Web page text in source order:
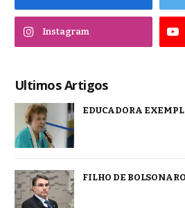
Instagram
Ultimos Artigos
EDUCADORA
FILHO DE